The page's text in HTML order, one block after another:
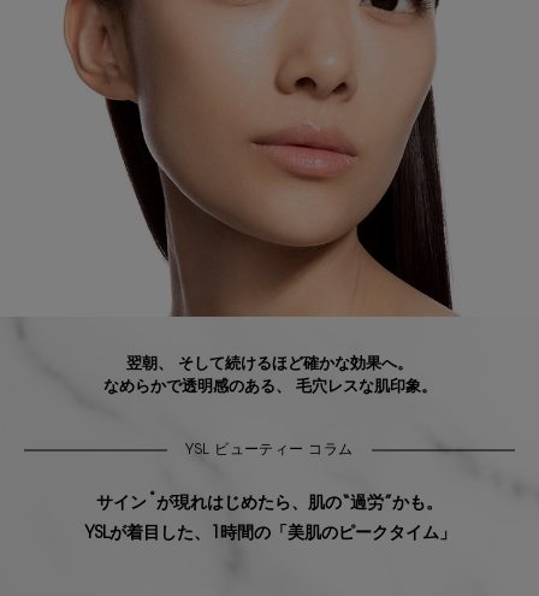
翌朝、
そして続けるほど確かな効果へ。
なめらかで透明感のある、
毛穴レスな肌印象。
YSL ビューティー コラム
サイン *が現れはじめたら、肌の“過労”かも。
YSLが着目した、1時間の「美肌のピークタイム」